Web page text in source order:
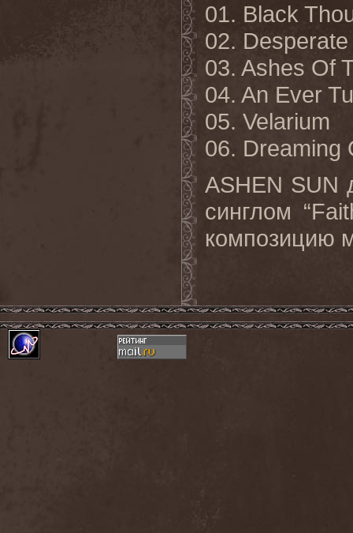
01. Black
02.
03. Ashes Of
04. An Ever
05. Velarium
06. Dreaming
ASHEN SUN
синглом
композицию